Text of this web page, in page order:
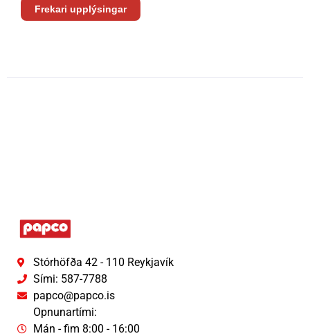
Frekari upplýsingar
Stórhöfða 42 - 110 Reykjavík
Sími: 587-7788
papco@papco.is
Opnunartími:
Mán - fim 8:00 - 16:00